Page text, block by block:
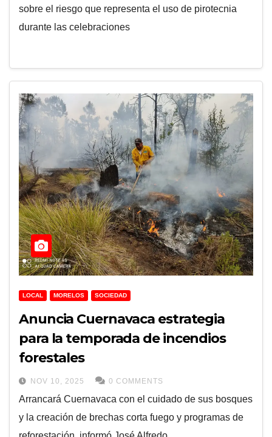
sobre el riesgo que representa el uso de pirotecnia
durante las celebraciones
LOCAL MORELOS SOCIEDAD
Anuncia Cuernavaca estrategia
para la temporada de incendios
forestales
NOV 10, 2025 0 COMMENTS
Arrancará Cuernavaca con el cuidado de sus bosques
y la creación de brechas corta fuego y programas de